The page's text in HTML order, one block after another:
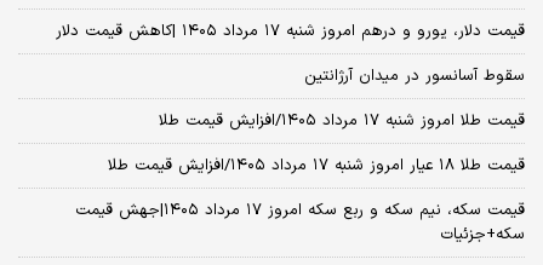
قیمت دلار، یورو و درهم امروز شنبه ۱۷ مرداد ۱۴۰۵ |کاهش قیمت دلار
سقوط آسانسور در میدان آرژانتین
قیمت طلا امروز شنبه ۱۷ مرداد ۱۴۰۵/افزایش قیمت طلا
قیمت طلا ۱۸ عیار امروز شنبه ۱۷ مرداد ۱۴۰۵/افزایش قیمت طلا
قیمت سکه، نیم سکه و ربع سکه امروز ۱۷ مرداد ۱۴۰۵|جهش قیمت
سکه+جزئیات